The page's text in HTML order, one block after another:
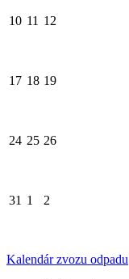
10 11 12
17 18 19
24 25 26
31 1 2
Kalendár zvozu odpadu